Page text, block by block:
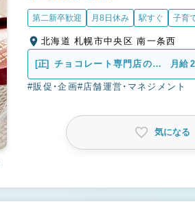
第二新卒歓迎 月8日休み 駅すぐ 子育
北海道 札幌市中央区 南一条西
[正]
チョコレート専門店の販
売スタッフ
月給
#販促・企画#店舗運営・マネジメント
気になる